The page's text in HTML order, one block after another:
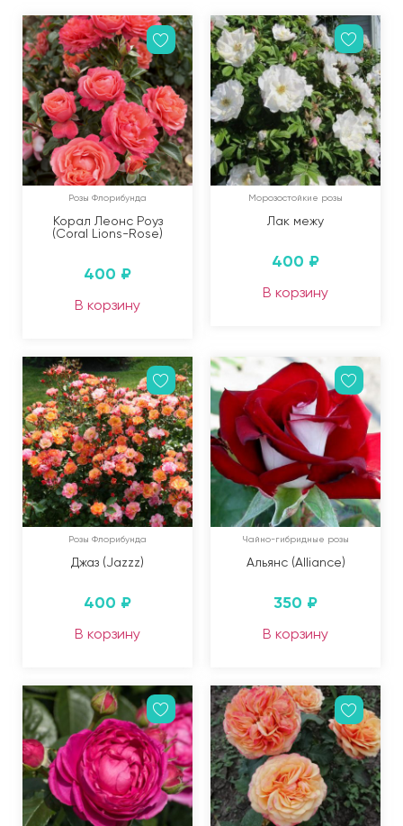
Розы Флорибунда
Корал Леонс Роуз
(Coral Lions-Rose)
400 ₽
В корзину
Морозостойкие розы
Лак межу
400 ₽
В корзину
Розы Флорибунда
Джаз (Jazzz)
400 ₽
В корзину
Чайно-гибридные розы
Альянс (Alliance)
350 ₽
В корзину